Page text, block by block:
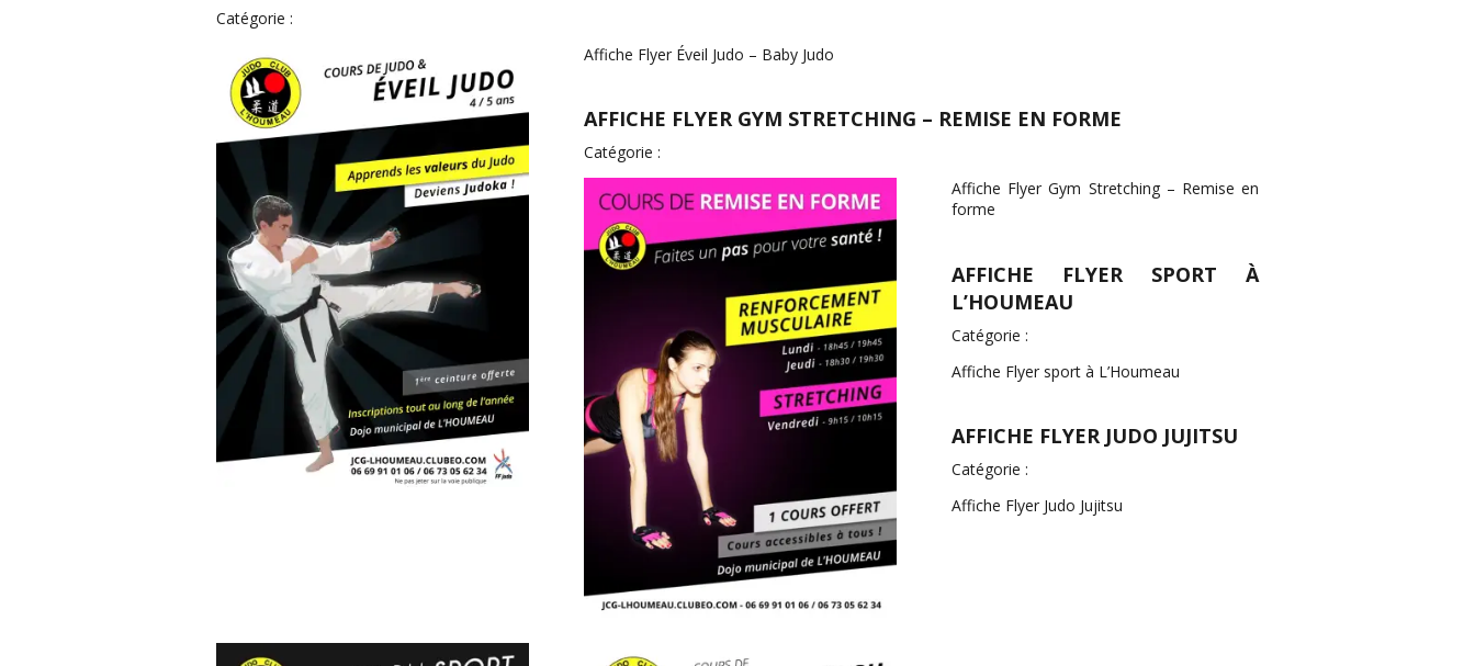
Catégorie :
Affiche Flyer Éveil Judo – Baby Judo
AFFICHE FLYER GYM STRETCHING – REMISE EN FORME
Catégorie :
Affiche Flyer Gym Stretching – Remise en
forme
AFFICHE FLYER SPORT À
L’HOUMEAU
Catégorie :
Affiche Flyer sport à L’Houmeau
AFFICHE FLYER JUDO JUJITSU
Catégorie :
Affiche Flyer Judo Jujitsu